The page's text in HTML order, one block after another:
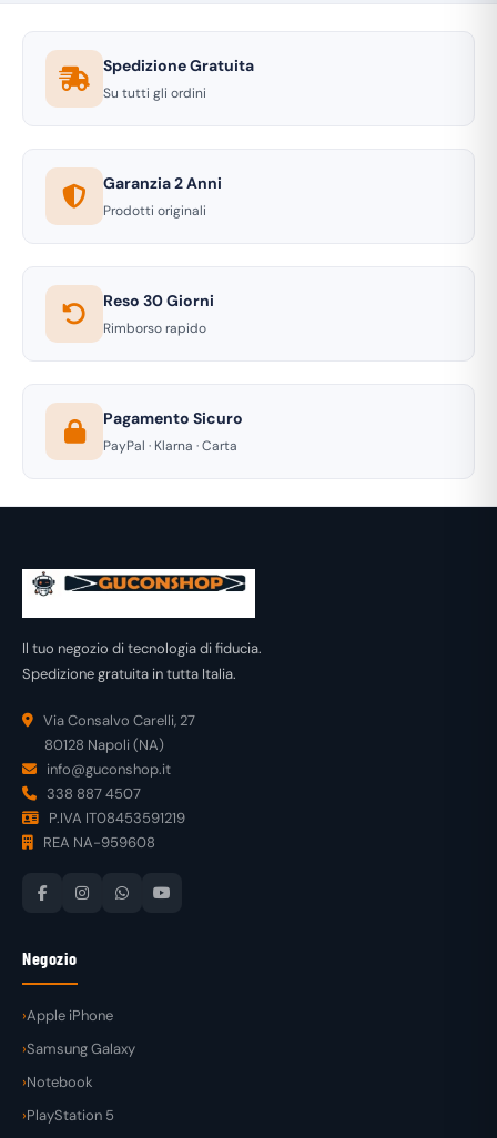
Spedizione Gratuita
Su tutti gli ordini
Garanzia 2 Anni
Prodotti originali
Reso 30 Giorni
Rimborso rapido
Pagamento Sicuro
PayPal · Klarna · Carta
Il tuo negozio di tecnologia di fiducia.
Spedizione gratuita in tutta Italia.
Via Consalvo Carelli, 27
80128 Napoli (NA)
info@guconshop.it
338 887 4507
P.IVA IT08453591219
REA NA-959608
Negozio
Apple iPhone
Samsung Galaxy
Notebook
PlayStation 5